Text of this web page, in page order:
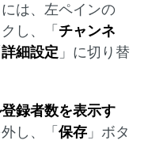
は、左ペインの
し、「 チャンネ
詳細設定 」に切り替
録者数を表示す
し、「 保存 」ボタ